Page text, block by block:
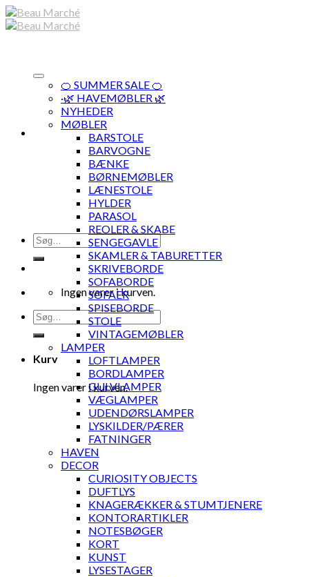
Skip
to
Søg
efter:
Ingen varer i kurven.
Søg
efter:
Kurv
Ingen varer i kurven.
🍊 SUMMER SALE 🍊
·🌿 HAVEMØBLER 🌿
NYHEDER
MØBLER
BARSTOLE
BARVOGNE
BÆNKE
BØRNEMØBLER
LÆNESTOLE
HYLDER
PARASOL
REOLER & SKABE
SENGEGAVLE
SKAMLER & TABURETTER
SKRIVEBORDE
SOFABORDE
SOFAER
SPISEBORDE
STOLE
VINTAGEMØBLER
LAMPER
LOFTLAMPER
BORDLAMPER
GULVLAMPER
VÆGLAMPER
UDENDØRSLAMPER
LYSKILDER/PÆRER
FATNINGER
HAVEN
DECOR
CURIOSITY OBJECTS
DUFTLYS
KNAGERÆKKER & STUMTJENERE
KONTORARTIKLER
NOTESBØGER
KORT
KUNST
LYSESTAGER